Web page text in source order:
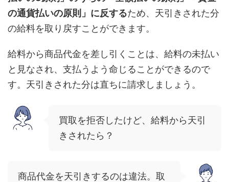
の通貨払いの原則」に反するため、天引きされた分
の給料を取り戻すことができます。
給料から商品代金を差し引くことは、給料の未払い
と見なされ、支払うよう命じることができるので
す。天引きされた分は直ちに請求しましょう。
買取を拒否したけど、給料から天引
きされたら？
商品代金を天引きするのは違法。取